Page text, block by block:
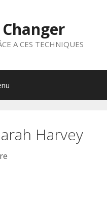
A CES TECHNIQUES
Harvey